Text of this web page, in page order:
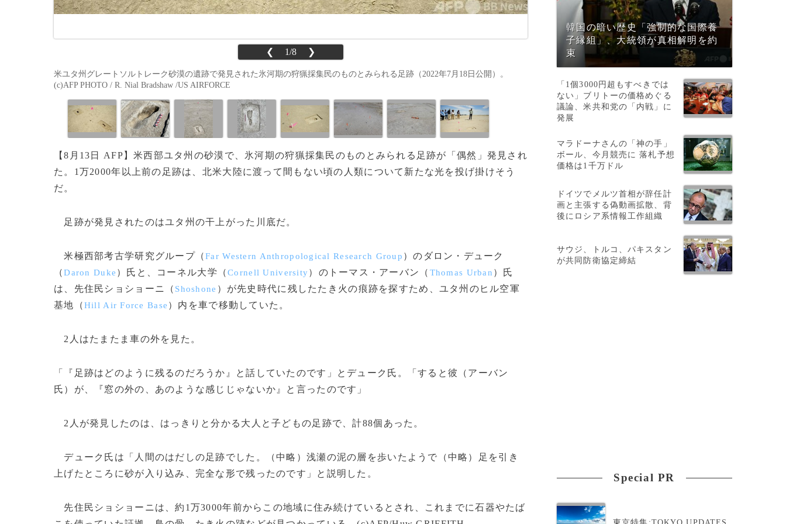
❮ 1/8 ❯
米ユタ州グレートソルトレーク砂漠の遺跡で発見された氷河期の狩猟採集民のものとみられる足跡（2022年7月18日公開）。
(c)AFP PHOTO / R. Nial Bradshaw /US AIRFORCE
【8月13日 AFP】米西部ユタ州の砂漠で、氷河期の狩猟採集民のものとみられる足跡が「偶然」発見され
た。1万2000年以上前の足跡は、北米大陸に渡って間もない頃の人類について新たな光を投げ掛けそう
だ。
足跡が発見されたのはユタ州の干上がった川底だ。
米極西部考古学研究グループ（Far Western Anthropological Research Group ）のダロン・デューク
（Daron Duke ）氏と、コーネル大学（Cornell University）のトーマス・アーバン（ Thomas Urban ）氏
は、先住民ショショーニ（ Shoshone ）が先史時代に残したたき火の痕跡を探すため、ユタ州のヒル空軍
基地（Hill Air Force Base ）内を車で移動していた。
2人はたまたま車の外を見た。
「『足跡はどのように残るのだろうか』と話していたのです」とデューク氏。「すると彼（アーバン
氏）が、『窓の外の、あのような感じじゃないか』と言ったのです」
2人が発見したのは、はっきりと分かる大人と子どもの足跡で、計88個あった。
デューク氏は「人間のはだしの足跡でした。（中略）浅瀬の泥の層を歩いたようで（中略）足を引き
上げたところに砂が入り込み、完全な形で残ったのです」と説明した。
先住民ショショーニは、約1万3000年前からこの地域に住み続けているとされ、これまでに石器やたば
韓国の暗い歴史「強制的な国際養
子縁組」、大統領が真相解明を約
束
「1個3000円超もすべきでは
ない」ブリトーの価格めぐる
議論、米共和党の「内戦」に
発展
マラドーナさんの「神の手」
ボール、今月競売に 落札予想
価格は1千万ドル
ドイツでメルツ首相が辞任計
画と主張する偽動画拡散、背
後にロシア系情報工作組織
サウジ、トルコ、パキスタン
が共同防衛協定締結
Special PR
東京特集:TOKYO UPDATES